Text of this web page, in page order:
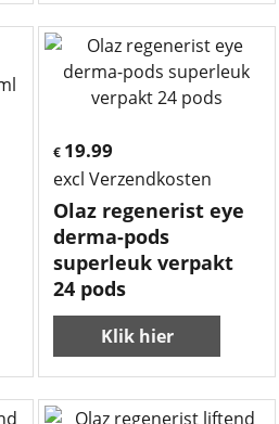
€ 19.99
excl Verzendkosten
Olaz regenerist eye
derma-pods
superleuk verpakt
24 pods
Klik hier